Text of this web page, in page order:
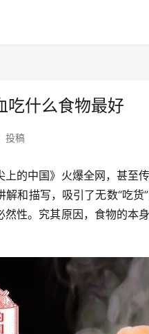
吃什么食物最好
投稿
的中国》火爆全网，甚至
和描写，吸引了无数“吃
性。究其原因，食物的本